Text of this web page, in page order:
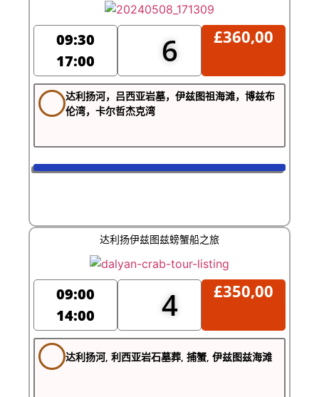
09:30
17:00
6 £360,00
达利扬河，吕西亚岩墓，伊兹图祖海滩，博兹布
伦湾，卡尔哲杰克湾
达利扬伊兹图兹螃蟹船之旅
09:00
14:00
4 £350,00
达利扬河, 利西亚岩石墓葬, 捕蟹, 伊兹图兹海滩